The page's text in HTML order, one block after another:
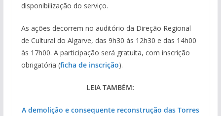
disponibilização do serviço.
As ações decorrem no auditório da Direção Regional
de Cultural do Algarve, das 9h30 às 12h30 e das 14h00
às 17h00. A participação será gratuita, com inscrição
obrigatória (ficha de inscrição).
LEIA TAMBÉM:
A demolição e consequente reconstrução das Torres